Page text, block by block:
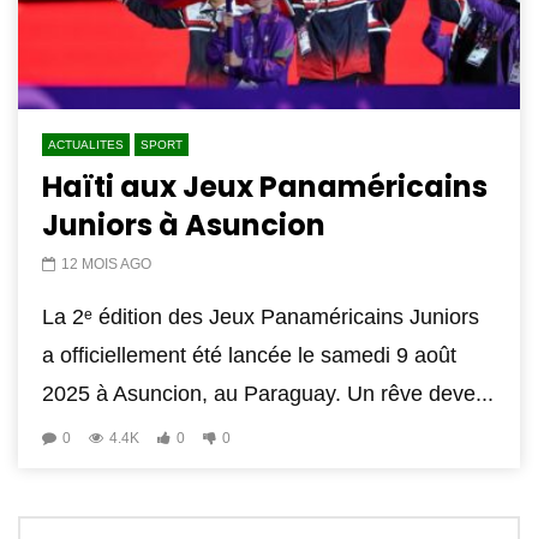
ACTUALITES SPORT
Haïti aux Jeux Panaméricains
Juniors à Asuncion
12 MOIS AGO
La 2ᵉ édition des Jeux Panaméricains Juniors
a officiellement été lancée le samedi 9 août
2025 à Asuncion, au Paraguay. Un rêve deve...
0 4.4K 0 0